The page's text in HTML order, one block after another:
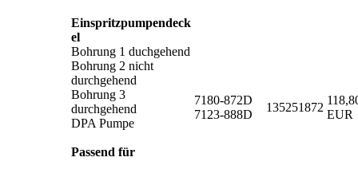
Einspritzpumpendeck
el
Bohrung 1 duchgehend
Bohrung 2 nicht
durchgehend
Bohrung 3
durchgehend
DPA Pumpe
Passend für
7180-872D
7123-888D
135251872
EUR